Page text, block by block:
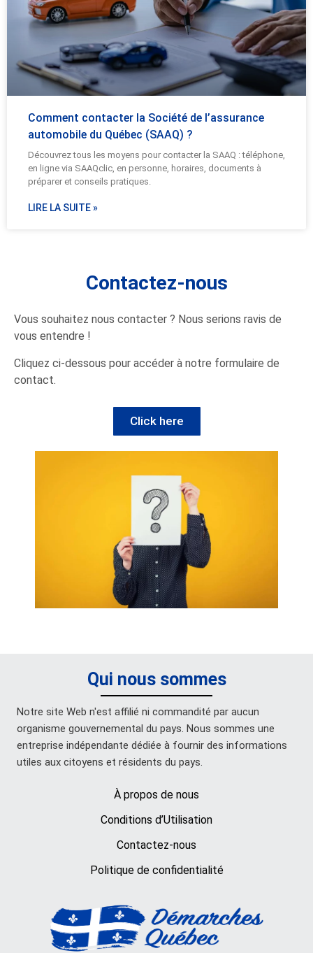
Comment contacter la Société de l’assurance
automobile du Québec (SAAQ) ?
Découvrez tous les moyens pour contacter la SAAQ : téléphone,
en ligne via SAAQclic, en personne, horaires, documents à
préparer et conseils pratiques.
LIRE LA SUITE »
Contactez-nous
Vous souhaitez nous contacter ? Nous serions ravis de
vous entendre !
Cliquez ci-dessous pour accéder à notre formulaire de
contact.
Click here
Qui nous sommes
Notre site Web n'est affilié ni commandité par aucun
organisme gouvernemental du pays. Nous sommes une
entreprise indépendante dédiée à fournir des informations
utiles aux citoyens et résidents du pays.
À propos de nous
Conditions d’Utilisation
Contactez-nous
Politique de confidentialité